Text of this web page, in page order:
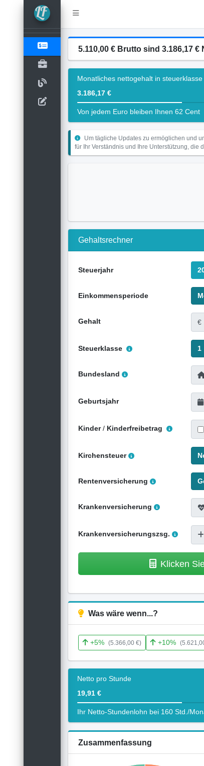
5.110,00 € Brutto sind 3.186,17 €
Monatliches nettogehalt in steuerklasse
3.186,17 €
Von jedem Euro bleiben Ihnen 62 Cent
Um tägliche Updates zu ermöglichen und
für Ihr Verständnis und Ihre Unterstützung, die
Gehaltsrechner
Steuerjahr
Einkommensperiode
Gehalt €
Steuerklasse 1
Bundesland
Geburtsjahr
Kinder/ Kinderfreibetrag
Kirchensteuer
Rentenversicherung
Krankenversicherung
Krankenversicherungszsg.
Klicken
Was wäre wenn...?
+5% (5.366,00 €) +10%
Netto pro Stunde
19,91 €
Ihr Netto-Stundenlohn bei 160 Std./
Zusammenfassung